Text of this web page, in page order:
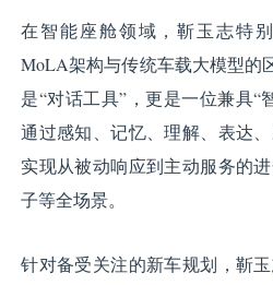
在智能座舱领域，靳玉志特
MoLA架构与传统车载大模型的
是“对话工具”，更是一位兼具“
通过感知、记忆、理解、表达
实现从被动响应到主动服务的
子等全场景。
针对备受关注的新车规划，靳